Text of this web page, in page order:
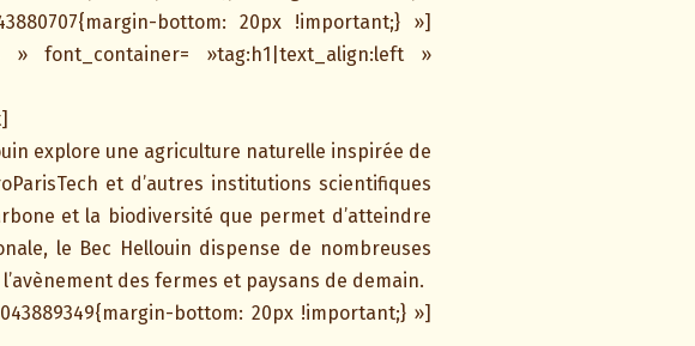
bottom: 20px !important;} »]
» font_container= »tag:h1|text_align:left »
explore une agriculture naturelle inspirée de
et d’autres institutions scientifiques
et la biodiversité que permet d’atteindre
le Bec Hellouin dispense de nombreuses
des fermes et paysans de demain.
bottom: 20px !important;} »]